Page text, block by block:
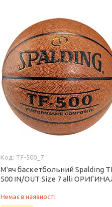
TF-500_7
М'яч баскетбольний Spalding
500 IN/OUT Size 7 alli
Немає в наявності